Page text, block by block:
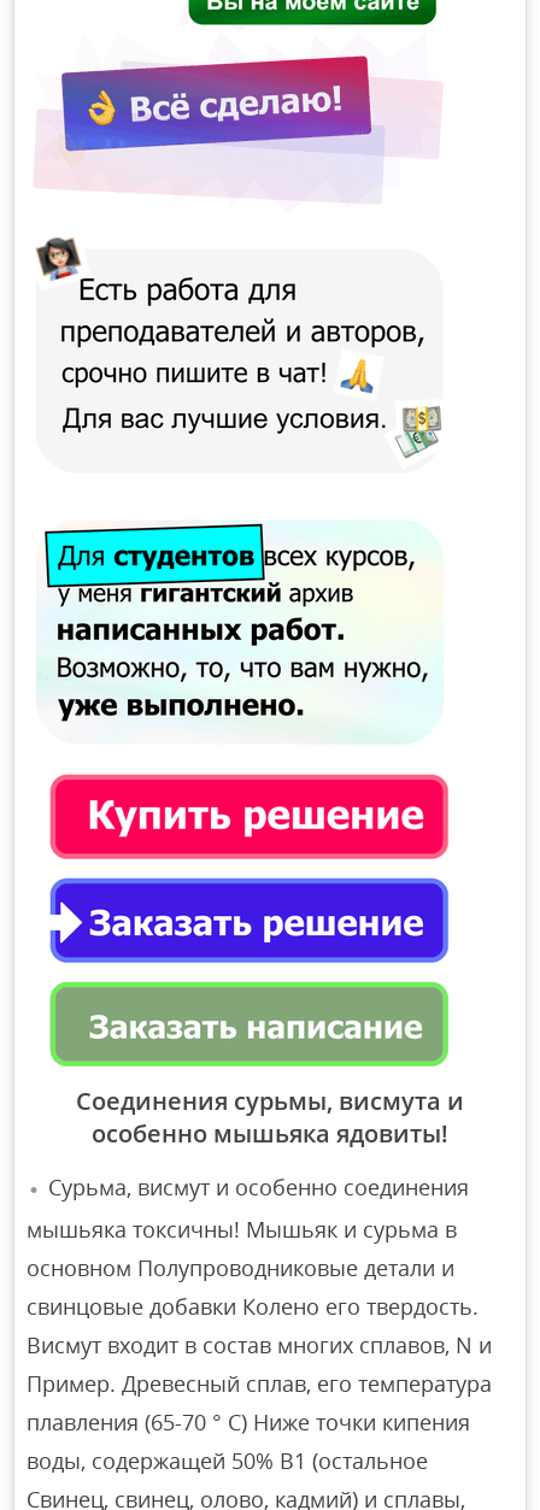
Соединения сурьмы, висмута и
особенно мышьяка ядовиты!
Сурьма, висмут и особенно соединения
мышьяка токсичны! Мышьяк и сурьма в
основном Полупроводниковые детали и
свинцовые добавки Колено его твердость.
Висмут входит в состав многих сплавов, N и
Пример. Древесный сплав, его температура
плавления (65-70 ° С) Ниже точки кипения
воды, содержащей 50% B1 (остальное
Свинец, свинец, олово, кадмий) и сплавы,